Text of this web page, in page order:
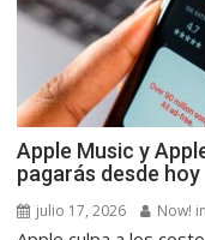
Apple Music y
pagarás desde hoy
julio 17, 2026 Now!